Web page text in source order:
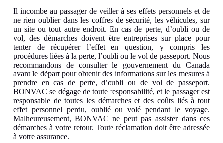
Il incombe au passager de veiller à ses effets personnels et de
ne rien oublier dans les coffres de sécurité, les véhicules, sur
un site ou tout autre endroit. En cas de perte, d’oubli ou de
vol, des démarches doivent être entreprises sur place pour
tenter de récupérer l’effet en question, y compris les
procédures liées à la perte, l’oubli ou le vol de passeport. Nous
recommandons de consulter le gouvernement du Canada
avant le départ pour obtenir des informations sur les mesures à
prendre en cas de perte, d’oubli ou de vol de passeport.
BONVAC se dégage de toute responsabilité, et le passager est
responsable de toutes les démarches et des coûts liés à tout
effet personnel perdu, oublié ou volé pendant le voyage.
Malheureusement, BONVAC ne peut pas assister dans ces
démarches à votre retour. Toute réclamation doit être adressée
à votre assurance.